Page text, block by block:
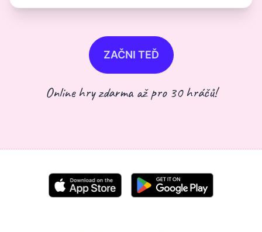
ZAČNI TEĎ
Online hry zdarma až pro 30 hráčů!